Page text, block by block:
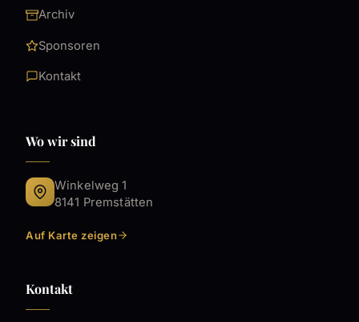
Archiv
Sponsoren
Kontakt
Wo wir sind
Winkelweg 1
8141 Premstätten
Auf Karte zeigen
Kontakt